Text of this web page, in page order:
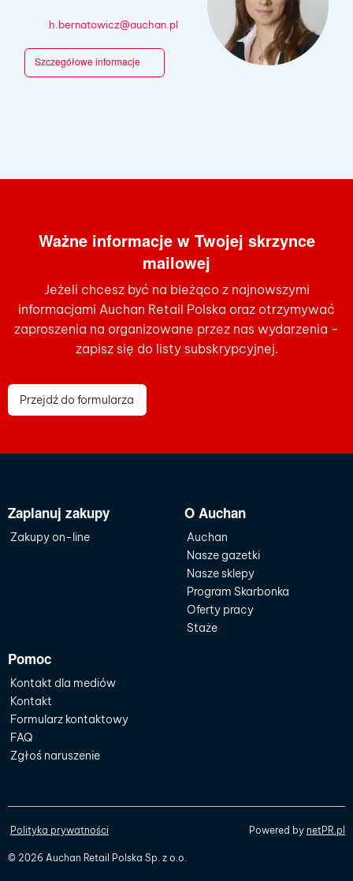
h.bernatowicz@auchan.pl
Szczegółowe informacje
Ważne informacje w Twojej skrzynce
mailowej
Jeżeli chcesz być na bieżąco z najnowszymi
informacjami Auchan Retail Polska oraz otrzymywać
zaproszenia na organizowane przez nas wydarzenia -
zapisz się do listy subskrypcyjnej.
Przejdź do formularza
Zaplanuj zakupy
Zakupy on-line
O Auchan
Auchan
Nasze gazetki
Nasze sklepy
Program Skarbonka
Oferty pracy
Staże
Pomoc
Kontakt dla mediów
Kontakt
Formularz kontaktowy
FAQ
Zgłoś naruszenie
© 2026 Auchan Retail Polska Sp. z o.o.
Polityka prywatności Powered by netPR.pl